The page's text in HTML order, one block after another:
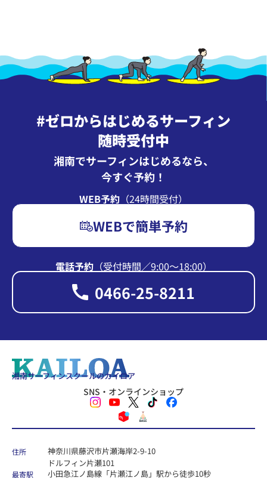
#ゼロからはじめるサーフィン
随時受付中
湘南でサーフィンはじめるなら、
今すぐ予約！
電話予約（受付時間∕9:00〜18:00）
0466-25-8211
WEB予約 （24時間受付）
WEBで簡単予約
湘南サーフィンスクールのカイロア
SNS・オンラインショップ
住所
神奈川県藤沢市片瀬海岸2-9-10
ドルフィン片瀬101
最寄駅 小田急江ノ島線「片瀬江ノ島」駅から徒歩10秒